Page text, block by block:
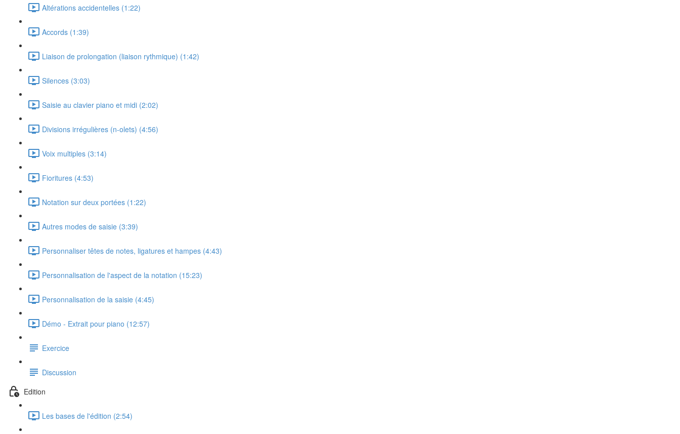
Altérations accidentelles (1:22)
Accords (1:39)
Liaison de prolongation (liaison rythmique) (1:42)
Silences (3:03)
Saisie au clavier piano et midi (2:02)
Divisions irrégulières (n-olets) (4:56)
Voix multiples (3:14)
Fioritures (4:53)
Notation sur deux portées (1:22)
Autres modes de saisie (3:39)
Personnaliser têtes de notes, ligatures et hampes (4:43)
Personnalisation de l'aspect de la notation (15:23)
Personnalisation de la saisie (4:45)
Démo - Extrait pour piano (12:57)
Exercice
Discussion
Edition
Les bases de l'édition (2:54)